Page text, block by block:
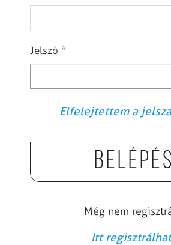
Jelszó *
Elfelejtettem a
Belépés
Még nem
Itt